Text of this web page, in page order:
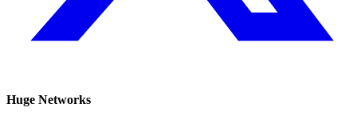
Huge Networks